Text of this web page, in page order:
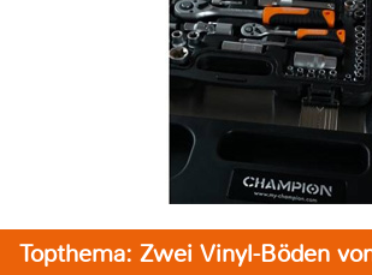
Topthema: Zwei Vinyl-Böden